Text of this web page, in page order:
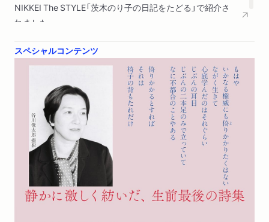
NIKKEI The STYLE「茨木のり子の日記をたどる」で紹介さ
れました。
スペシャルコンテンツ